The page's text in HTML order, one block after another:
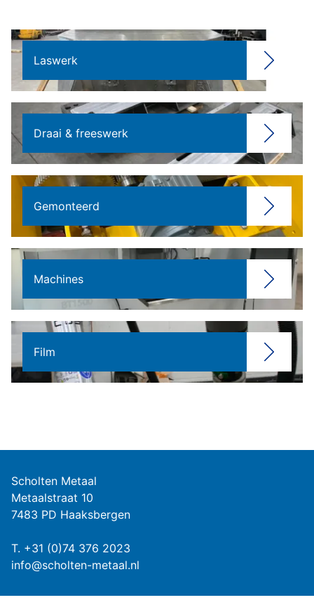
Laswerk
Draai & freeswerk
Gemonteerd
Machines
Film
Scholten Metaal
Metaalstraat 10
7483 PD Haaksbergen
T. +31 (0)74 376 2023
info@scholten-metaal.nl